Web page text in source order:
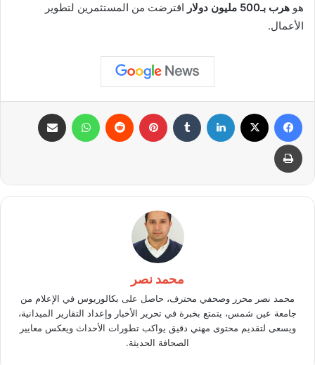
هو هرب بـ500 مليون دولار
اقترضت من المستثمرين لتطوير
الأعمال.
فيسبوك لينكدإن بينتيريست واتساب
طباعة
محمد نصر
محمد نصر محرر وصحفي محترف، حاصل على بكالوريوس في الإعلام من
جامعة عين شمس، يتمتع بخبرة في تحرير الأخبار وإعداد التقارير الميدانية،
ويسعى لتقديم محتوى مهني دقيق يواكب تطورات الأحداث ويعكس معايير
الصحافة الحديثة.